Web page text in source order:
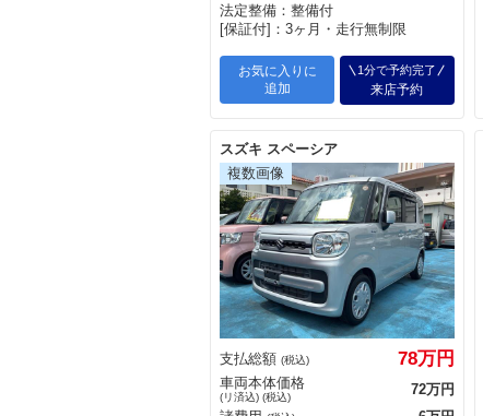
法定整備：整備付
[保証付]：3ヶ月・走行無制限
お気に入りに
追加
1分で予約完了
来店予約
スズキ スペーシア
支払総額 (税込) 78万円
車両本体価格
(リ済込) (税込)
72万円